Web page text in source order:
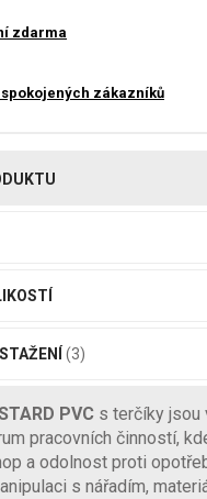
zdarma
spokojených zákazníků
(3)
PVC s terčíky jsou
pracovních činností,
a odolnost proti
s nářadím,